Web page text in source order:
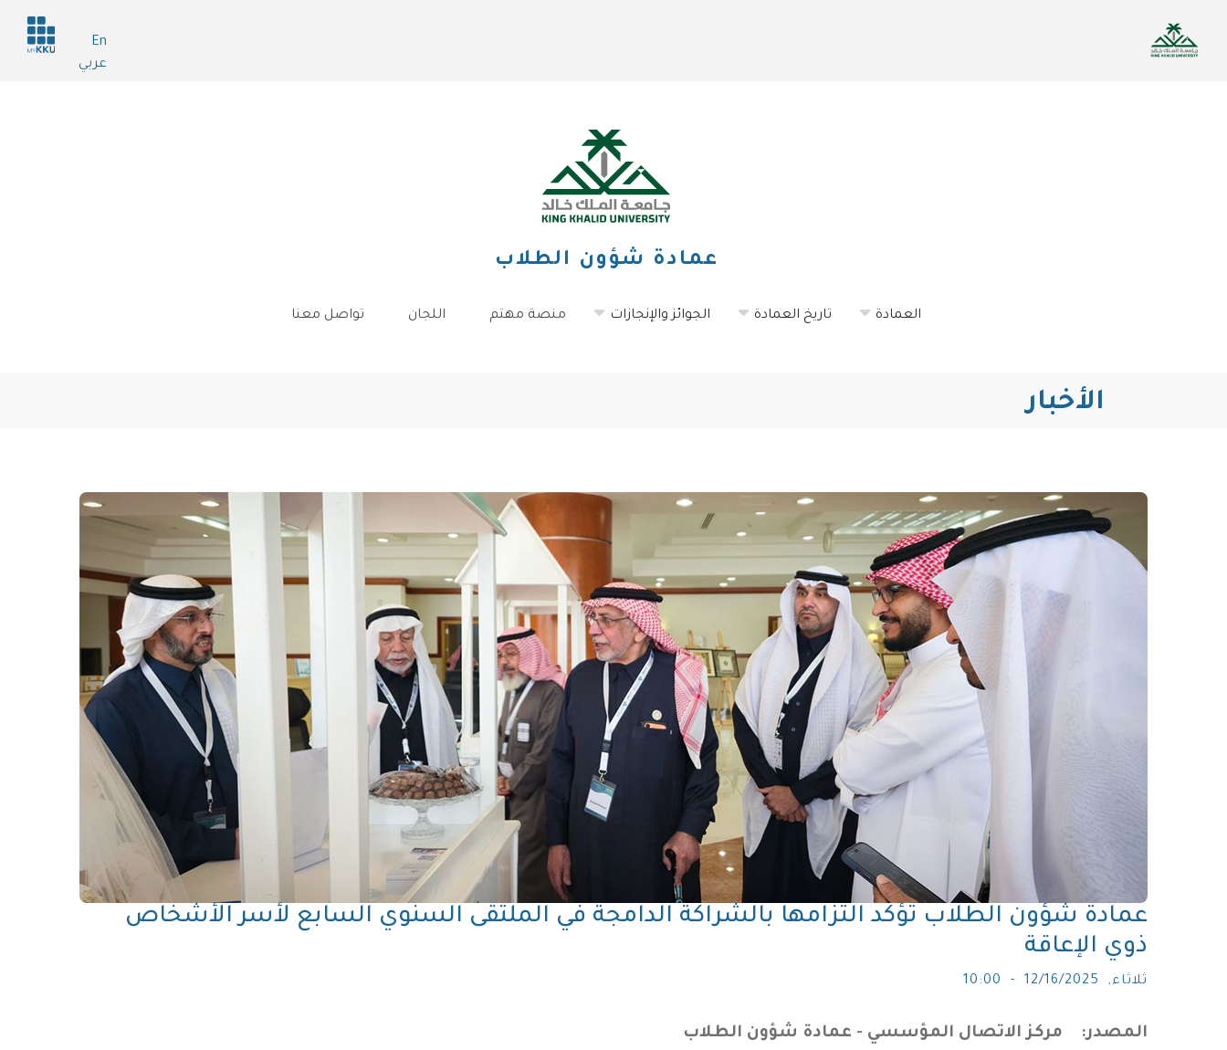
المحتوى
En
عربي
Header
services
عمادة شؤون الطلاب
العمادة تاريخ العمادة الجوائز والإنجازات منصة مهتم اللجان تواصل معنا
الأخبار
عمادة شؤون الطلاب تؤكد التزامها بالشراكة الدامجة في الملتقى السنوي السابع لأسر الأشخاص
ذوي الإعاقة
ثلاثاء, 12/16/2025 - 10:00
المصدر مركز الاتصال المؤسسي - عمادة شؤون الطلاب